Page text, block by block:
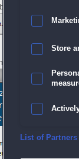
ist, klicke
Store
Ensure
List of